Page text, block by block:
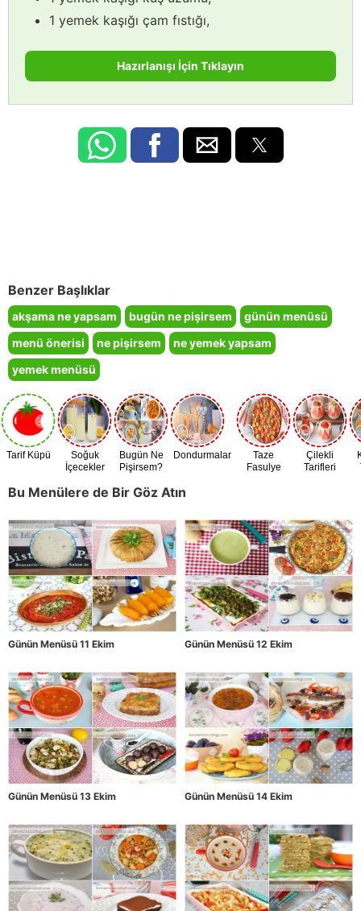
1 yemek kaşığı çam fıstığı,
Hazırlanışı İçin Tıklayın
Benzer Başlıklar
akşama ne yapsam bugün ne pişirsem
günün menüsü
menü önerisi
ne pişirsem
ne yemek yapsam
yemek menüsü
Tarif Küpü
Soğuk
İçecekler
Bugün Ne
Pişirsem?
Dondurmalar
Taze
Fasulye
Çilekli
Tarifleri
Bu Menülere de Bir Göz Atın
Günün Menüsü 11 Ekim Günün Menüsü 12 Ekim
Günün Menüsü 13 Ekim Günün Menüsü 14 Ekim